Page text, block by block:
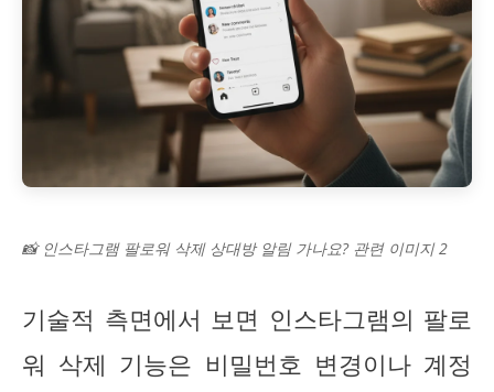
📸 인스타그램 팔로워 삭제 상대방 알림 가나요? 관련 이미지 2
기술적 측면에서 보면 인스타그램의 팔로
워 삭제 기능은 비밀번호 변경이나 계정